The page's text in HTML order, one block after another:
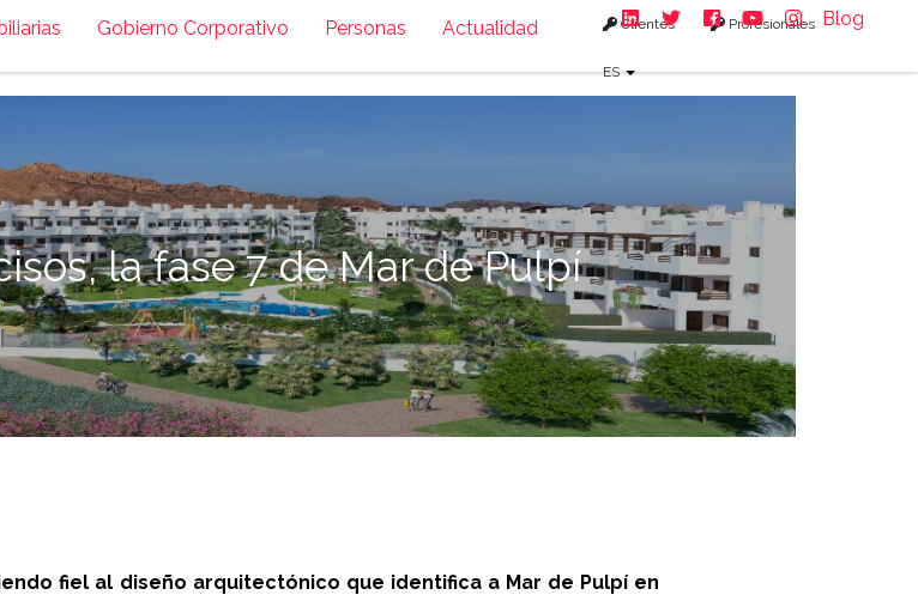
Gobierno Corporativo Personas Actualidad Clientes Profesionales
ES
Blog
la fase 7 de Mar de Pulpí
fiel al diseño arquitectónico que identifica a Mar de Pulpí en